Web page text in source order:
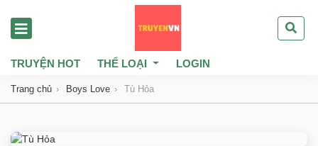
TRUYỆN HOT THỂ LOẠI LOGIN
Trang chủ Boys Love Tù Hỏa